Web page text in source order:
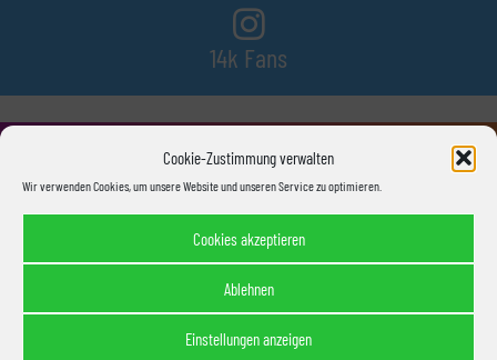
Cookie-Zustimmung verwalten
Wir verwenden Cookies, um unsere Website und unseren Service zu optimieren.
Cookies akzeptieren
Ablehnen
Einstellungen anzeigen
14k Fans
520 Abonnenten